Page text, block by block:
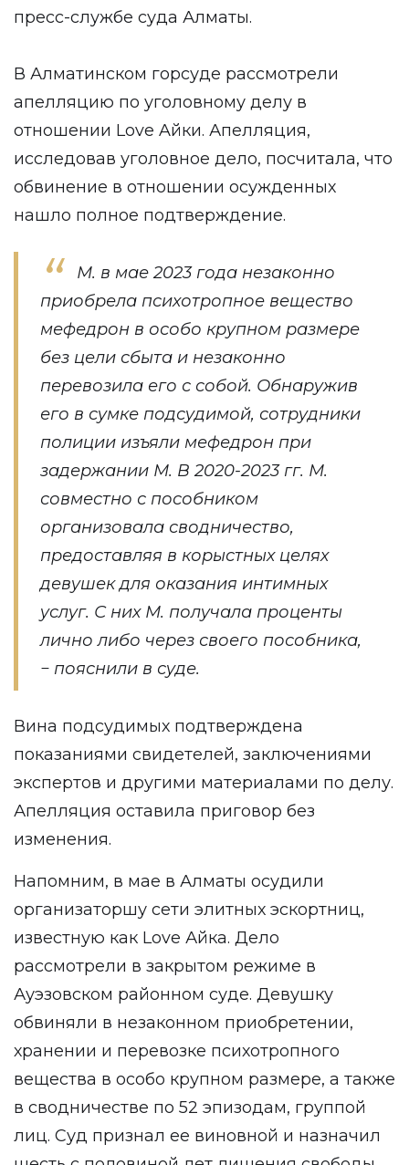
пресс-службе суда Алматы.
В Алматинском горсуде рассмотрели
апелляцию по уголовному делу в
отношении Love Aйки. Апелляция,
исследовав уголовное дело, посчитала, что
обвинение в отношении осужденных
нашло полное подтверждение.
М. в мае 2023 года незаконно
приобрела психотропное вещество
мефедрон в особо крупном размере
без цели сбыта и незаконно
перевозила его с собой. Обнаружив
его в сумке подсудимой, сотрудники
полиции изъяли мефедрон при
задержании М. В 2020-2023 гг. М.
совместно с пособником
организовала сводничество,
предоставляя в корыстных целях
девушек для оказания интимных
услуг. С них М. получала проценты
лично либо через своего пособника,
− пояснили в суде.
Вина подсудимых подтверждена
показаниями свидетелей, заключениями
экспертов и другими материалами по делу.
Апелляция оставила приговор без
изменения.
Напомним, в мае в Алматы осудили
организаторшу сети элитных эскортниц,
известную как Love Айка. Дело
рассмотрели в закрытом режиме в
Ауэзовском районном суде. Девушку
обвиняли в незаконном приобретении,
хранении и перевозке психотропного
вещества в особо крупном размере, а также
в сводничестве по 52 эпизодам, группой
лиц. Суд признал ее виновной и назначил